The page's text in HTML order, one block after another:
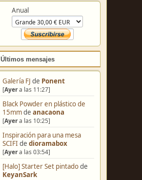
Anual
Últimos mensajes
Galería FJ de Ponent
[Ayera las 11:27]
Black Powder en plástico de
15mmde anacaona
[Ayera las 10:25]
Inspiración para una mesa
SCIFI de dioramabox
[Ayera las 03:54]
[Halo] Starter Set pintadode
KeyanSark